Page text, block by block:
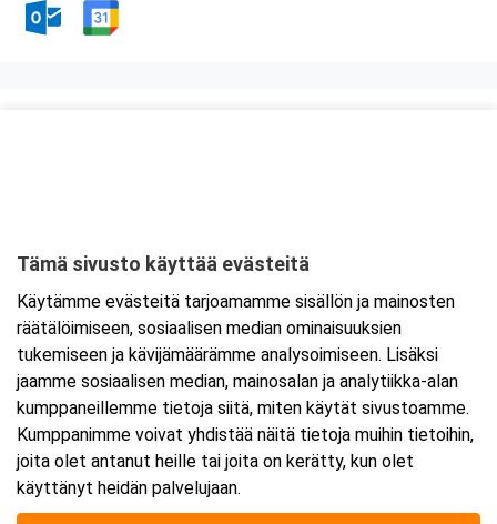
Tarkempi kartta ja ajo-ohjeet
Tämä sivusto käyttää evästeitä
Käytämme evästeitä tarjoamamme sisällön ja mainosten
räätälöimiseen, sosiaalisen median ominaisuuksien
tukemiseen ja kävijämäärämme analysoimiseen. Lisäksi
jaamme sosiaalisen median, mainosalan ja analytiikka-alan
kumppaneillemme tietoja siitä, miten käytät sivustoamme.
Kumppanimme voivat yhdistää näitä tietoja muihin tietoihin,
joita olet antanut heille tai joita on kerätty, kun olet
käyttänyt heidän palvelujaan.